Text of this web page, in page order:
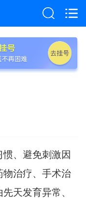
、避免刺激因
治疗、手术治
天发育异常、